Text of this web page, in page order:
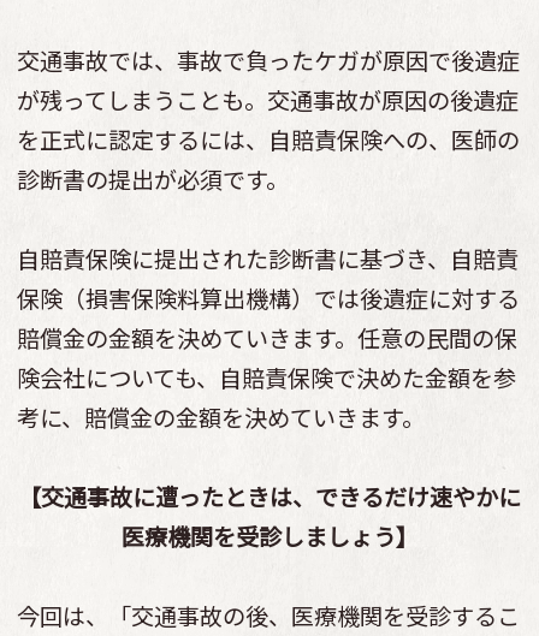
交通事故では、事故で負ったケガが原因で後遺症
が残ってしまうことも。交通事故が原因の後遺症
を正式に認定するには、自賠責保険への、医師の
診断書の提出が必須です。
自賠責保険に提出された診断書に基づき、自賠責
保険（損害保険料算出機構）では後遺症に対する
賠償金の金額を決めていきます。任意の民間の保
険会社についても、自賠責保険で決めた金額を参
考に、賠償金の金額を決めていきます。
【交通事故に遭ったときは、できるだけ速やかに
医療機関を受診しましょう】
今回は、「交通事故の後、医療機関を受診するこ